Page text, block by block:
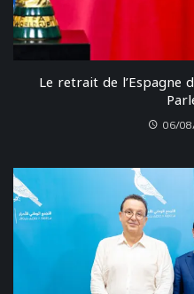
Le retrait de l’Espagne
06/